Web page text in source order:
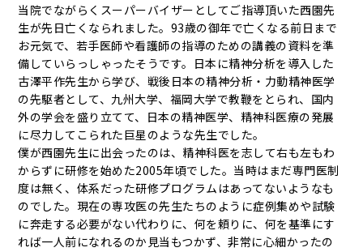
当院でながらくスーパーバイザーとしてご指導頂いた西園先
生が先日亡くなられました。93歳の御年で亡くなる前日まで
お元気で、若手医師や看護師の指導のための講義の資料を準
備していらっしゃったそうです。日本に精神分析を導入した
古澤平作先生から学び、戦後日本の精神分析・力動精神医学
の先駆者として、九州大学、福岡大学で教鞭をとられ、国内
外の学会を盛り立てて、日本の精神医学、精神科医療の発展
に尽力してこられた巨星のような先生でした。
僕が西園先生に出会ったのは、精神科医を志して右も左もわ
からずに研修を始めた2005年頃でした。当時はまだ専門医制
度は無く、体系だった研修プログラムはあってないようなも
のでした。現在の専攻医の先生たちのように症例集めや試験
に奔走する必要がない代わりに、何を頼りに、何を基準にす
れば一人前になれるのか見当もつかず、非常に心細かったの